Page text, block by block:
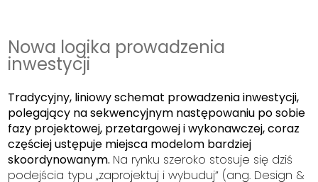
Nowa logika prowadzenia
inwestycji
Tradycyjny, liniowy schemat prowadzenia inwestycji,
polegający na sekwencyjnym następowaniu po sobie
fazy projektowej, przetargowej i wykonawczej, coraz
częściej ustępuje miejsca modelom bardziej
skoordynowanym. Na rynku szeroko stosuje się dziś
podejścia typu „zaprojektuj i wybuduj” (ang. Design &